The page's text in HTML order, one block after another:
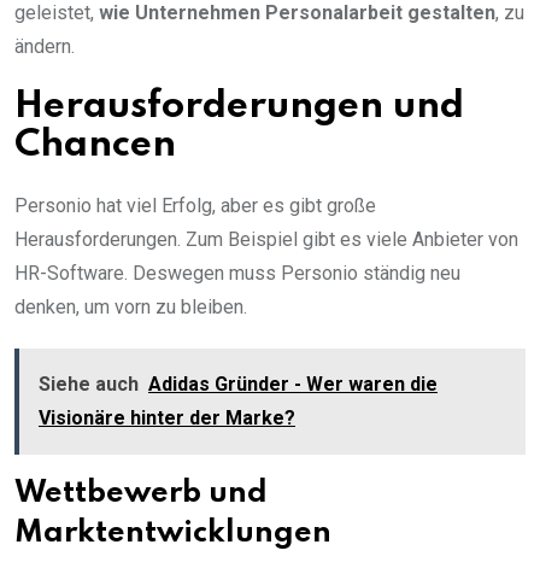
geleistet, wie Unternehmen Personalarbeit gestalten, zu
ändern.
Herausforderungen und
Chancen
Personio hat viel Erfolg, aber es gibt große
Herausforderungen. Zum Beispiel gibt es viele Anbieter von
HR-Software. Deswegen muss Personio ständig neu
denken, um vorn zu bleiben.
Siehe auch Adidas Gründer - Wer waren die
Visionäre hinter der Marke?
Wettbewerb und
Marktentwicklungen